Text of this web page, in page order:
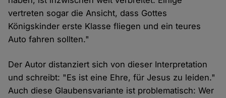
vertreten sogar die Ansicht, dass Gottes
Königskinder erste Klasse fliegen und ein teures
Auto fahren sollten."
Der Autor distanziert sich von dieser Interpretation
und schreibt: "Es ist eine Ehre, für Jesus zu leiden."
Auch diese Glaubensvariante ist problematisch: Wer